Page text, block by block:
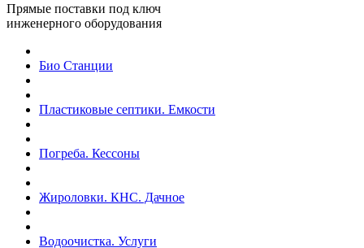
Прямые поставки под ключ
инженерного оборудования
Био Станции
Пластиковые септики. Емкости
Погреба. Кессоны
Жироловки. КНС. Дачное
Водоочистка. Услуги